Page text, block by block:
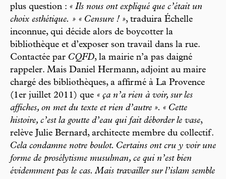
plus question : « Ils nous ont expliqué que c’était un
choix esthétique. » « Censure ! », traduira Échelle
inconnue, qui décide alors de boycotter la
bibliothèque et d’exposer son travail dans la rue.
Contactée par CQFD, la mairie n’a pas daigné
rappeler. Mais Daniel Hermann, adjoint au maire
chargé des bibliothèques, a affirmé à La Provence
(1er juillet 2011) que « ça n’a rien à voir, sur les
affiches, on met du texte et rien d’autre ». « Cette
histoire, c’est la goutte d’eau qui fait déborder le vase,
relève Julie Bernard, architecte membre du collectif.
Cela condamne notre boulot. Certains ont cru y voir une
forme de prosélytisme musulman, ce qui n’est bien
évidemment pas le cas. Mais travailler sur l’islam semble